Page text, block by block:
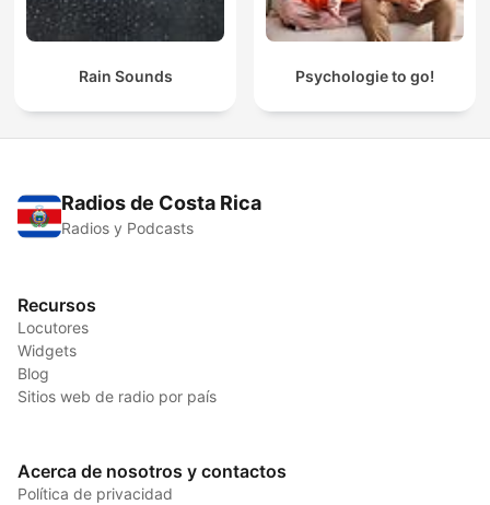
Rain Sounds Psychologie to go!
Radios de Costa Rica
Radios y Podcasts
Recursos
Locutores
Widgets
Blog
Sitios web de radio por país
Acerca de nosotros y contactos
Política de privacidad